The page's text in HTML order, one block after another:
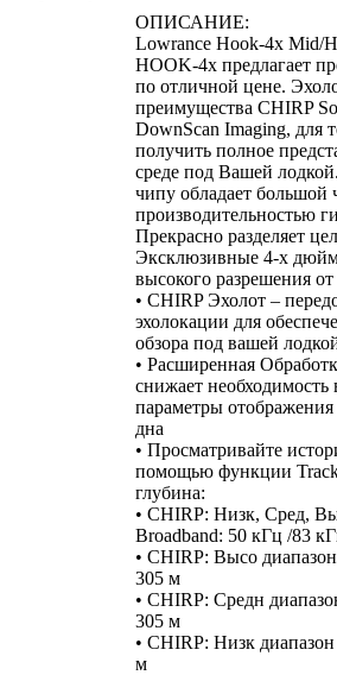
ОПИСАНИЕ:
Lowrance Hook-4x Mid/
HOOK-4x предлагает
по отличной цене.
преимущества CHIRP
DownScan Imaging, для
получить полное
среде под Вашей
чипу обладает большой
производительностью
Прекрасно разделяет
Эксклюзивные 4-х
высокого разрешения
• CHIRP Эхолот –
эхолокации для
обзора под вашей
• Расширенная
снижает необходимость
параметры
дна
• Просматривайте
помощью функции
глубина:
• CHIRP: Низк, Сред,
Broadband: 50 кГц /83
• CHIRP: Высо
305 м
• CHIRP: Средн
305 м
• CHIRP: Низк
м